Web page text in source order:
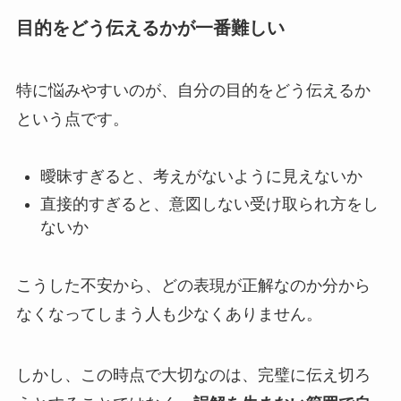
目的をどう伝えるかが一番難しい
特に悩みやすいのが、自分の目的をどう伝えるか
という点です。
曖昧すぎると、考えがないように見えないか
直接的すぎると、意図しない受け取られ方をし
ないか
こうした不安から、どの表現が正解なのか分から
なくなってしまう人も少なくありません。
しかし、この時点で大切なのは、完璧に伝え切ろ